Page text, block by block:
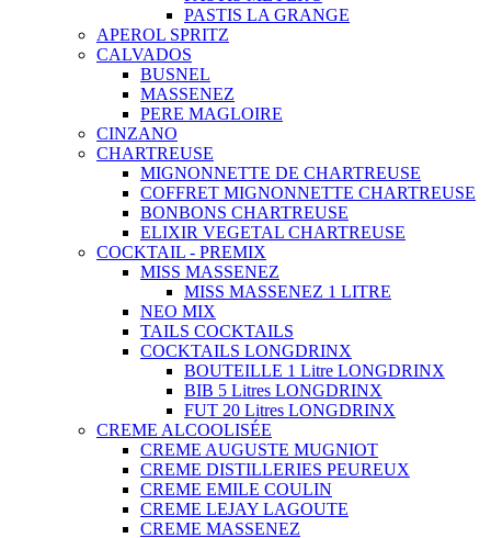
PASTIS LA GRANGE
APEROL SPRITZ
CALVADOS
BUSNEL
MASSENEZ
PERE MAGLOIRE
CINZANO
CHARTREUSE
MIGNONNETTE DE CHARTREUSE
COFFRET MIGNONNETTE CHARTREUSE
BONBONS CHARTREUSE
ELIXIR VEGETAL CHARTREUSE
COCKTAIL - PREMIX
MISS MASSENEZ
MISS MASSENEZ 1 LITRE
NEO MIX
TAILS COCKTAILS
COCKTAILS LONGDRINX
BOUTEILLE 1 Litre LONGDRINX
BIB 5 Litres LONGDRINX
FUT 20 Litres LONGDRINX
CREME ALCOOLISÉE
CREME AUGUSTE MUGNIOT
CREME DISTILLERIES PEUREUX
CREME EMILE COULIN
CREME LEJAY LAGOUTE
CREME MASSENEZ